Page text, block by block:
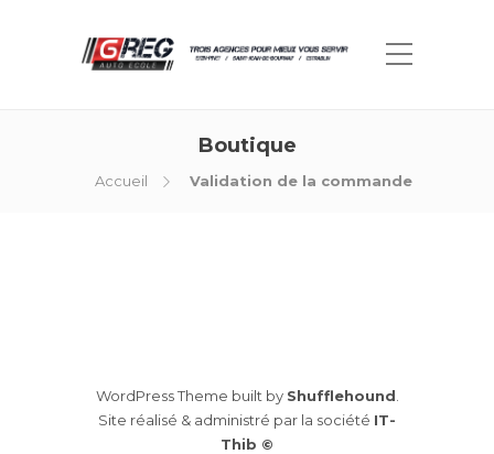
Boutique
Accueil Validation de la commande
WordPress Theme built by Shufflehound
Site réalisé & administré par la société IT-
Thib ©